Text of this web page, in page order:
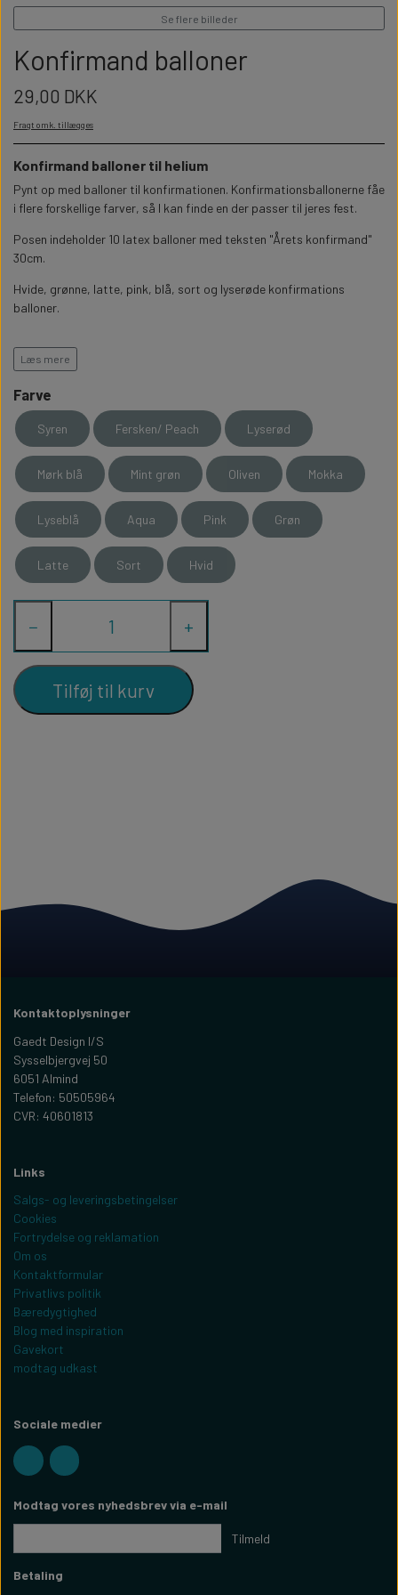
PERSONLIGE LED LAMPER
PERSONLIGE COASTERS
FORKLÆDER MED TEKST
GAVEÆSKER I TRÆ
TERMOKRUS MED PRINT
STUDENT
WILLOW TREE OPHÆNG
HALLOWEEN
BADEVÆRELSET
SKILTE
WALLSTICKERS
STUEN
Se flere billeder
Konfirmand balloner
29,00 DKK
Fragt omk. tillægges
Konfirmand balloner til helium
Pynt op med balloner til konfirmationen. Konfirmationsballonerne fåe
i flere forskellige farver, så I kan finde en der passer til jeres fest.
Posen indeholder 10 latex balloner med teksten "Årets konfirmand"
30cm.
Hvide, grønne, latte, pink, blå, sort og lyserøde konfirmations
balloner.
hvis du ønsker at fylde dem med helium. Så de svæver længere end
12-16 timer. Så kan du trygt pynte op dagen før konfirmationen.
Læs mere
Farve
Syren Fersken/ Peach Lyserød
Mørk blå Mint grøn Oliven Mokka
Lyseblå Aqua Pink Grøn
Latte Sort Hvid
− +
Tilføj til kurv
Kontaktoplysninger
Gaedt Design I/S
Sysselbjergvej 50
6051 Almind
Telefon: 50505964
CVR: 40601813
Links
Salgs- og leveringsbetingelser
Cookies
Fortrydelse og reklamation
Om os
Kontaktformular
Privatlivs politik
Bæredygtighed
Blog med inspiration
Gavekort
modtag udkast
Sociale medier
Modtag vores nyhedsbrev via e-mail
Tilmeld
Betaling